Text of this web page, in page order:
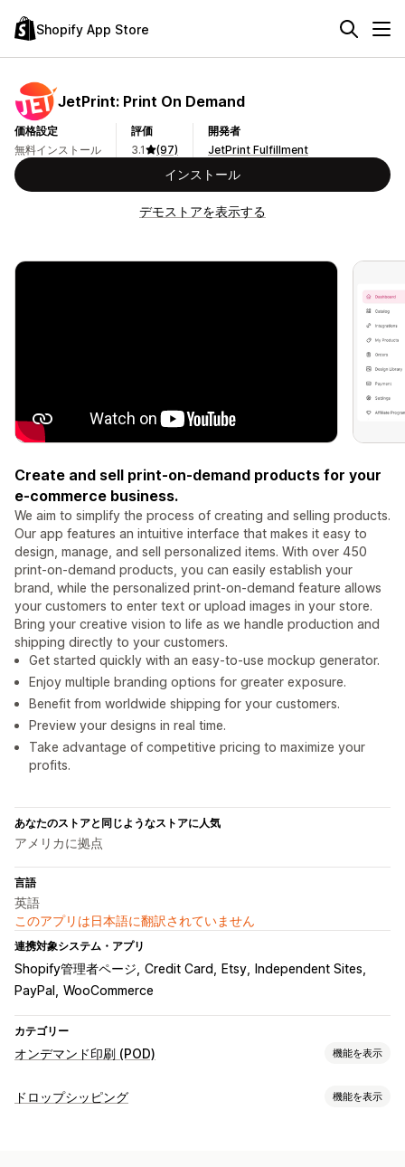
Shopify App Store
JetPrint: Print On Demand
価格設定
無料インストール
評価
3.1
(97)
開発者
JetPrint Fulfillment
インストール
デモストアを表示する
Create and sell print-on-demand products for your
e-commerce business.
We aim to simplify the process of creating and selling products.
Our app features an intuitive interface that makes it easy to
design, manage, and sell personalized items. With over 450
print-on-demand products, you can easily establish your
brand, while the personalized print-on-demand feature allows
your customers to enter text or upload images in your store.
Bring your creative vision to life as we handle production and
shipping directly to your customers.
Get started quickly with an easy-to-use mockup generator.
Enjoy multiple branding options for greater exposure.
Benefit from worldwide shipping for your customers.
Preview your designs in real time.
Take advantage of competitive pricing to maximize your
profits.
あなたのストアと同じようなストアに人気
アメリカに拠点
言語
英語
このアプリは日本語に翻訳されていません
連携対象システム・アプリ
Shopify管理者ページ Credit Card Etsy
Independent Sites
PayPal
WooCommerce
カテゴリー
オンデマンド印刷 (POD) 機能を表示
商品のカスタマイズ
ドロップシッピング 機能を表示